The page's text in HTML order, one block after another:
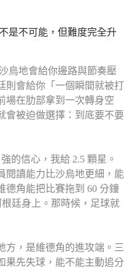
是不可能，但難度完全升
烏地會給你邊路與節奏壓
則會給你「一個瞬間就被打
場在肋部拿到一次轉身空
會被迫做選擇：到底要不要
的信心，我給 2.5 顆星。
閱讀能力比沙烏地更細，能
德角能把比賽拖到 60 分鐘
廷身上。那時候，足球就
方，是維德角的進攻端。三
果先失球，能不能主動追分